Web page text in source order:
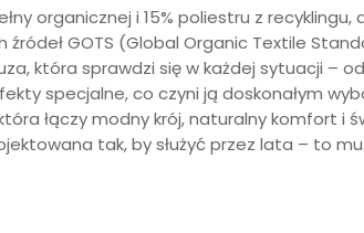
organicznej i 15% poliestru z
GOTS (Global Organic Textile
która sprawdzi się w każdej sytuacji –
specjalne, co czyni ją doskonałym
łączy modny krój, naturalny komfort
tak, by służyć przez lata – to